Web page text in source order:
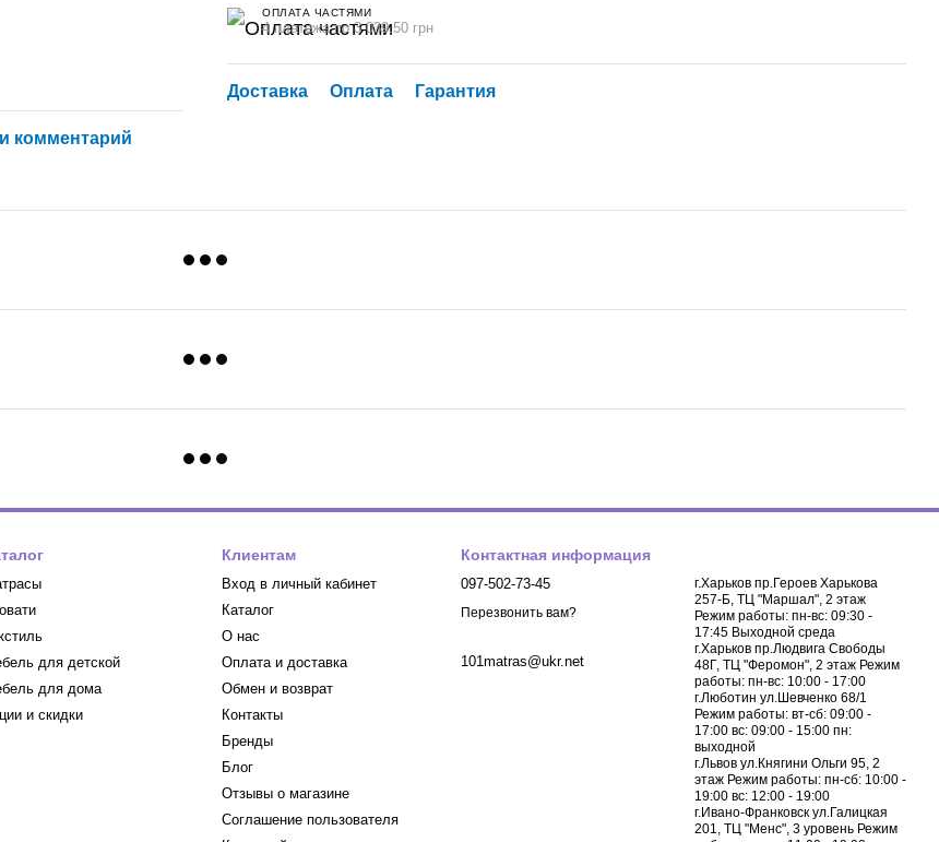
комментарий
ОПЛАТА ЧАСТЯМИ
4 платежа по 3 039.50 грн
Доставка Оплата Гарантия
для детской
для дома
и скидки
Клиентам
Вход в личный кабинет
Каталог
О нас
Оплата и доставка
Обмен и возврат
Контакты
Бренды
Блог
Отзывы о магазине
Соглашение пользователя
Контактная информация
097-502-73-45
Перезвонить вам?
101matras@ukr.net
г.Харьков пр.Героев Харькова
257-Б, ТЦ "Маршал", 2 этаж
Режим работы: пн-вс: 09:30 -
17:45 Выходной среда
г.Харьков пр.Людвига Свободы
48Г, ТЦ "Феромон", 2 этаж Режим
работы: пн-вс: 10:00 - 17:00
г.Люботин ул.Шевченко 68/1
Режим работы: вт-сб: 09:00 -
17:00 вс: 09:00 - 15:00 пн:
выходной
г.Львов ул.Княгини Ольги 95, 2
этаж Режим работы: пн-сб: 10:00 -
19:00 вс: 12:00 - 19:00
г.Ивано-Франковск ул.Галицкая
201, ТЦ "Менс", 3 уровень Режим